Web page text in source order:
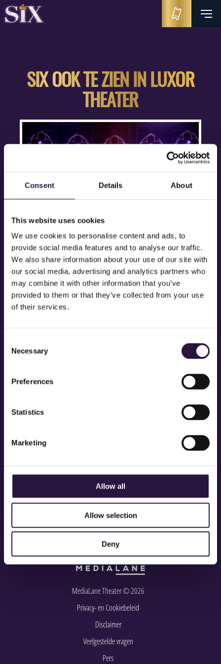
Consent Details About
This website uses cookies
We use cookies to personalise content and ads, to
provide social media features and to analyse our traffic.
We also share information about your use of our site with
our social media, advertising and analytics partners who
may combine it with other information that you’ve
provided to them or that they’ve collected from your use
of their services.
Selection
Necessary
Preferences
Statistics
Marketing
Allow all
Allow selection
Deny
SIX OOK TE ZIEN IN LUXOR
THEATER
Theater in Rotterdam heeft speciaal voor deze hitmusical
End, Broadway en meer nu ook voor een week in Rotterdam te zien.
Boek snel tickets want SIX is maar drie weken in Nederland te zien.
STAY IN TOUCH QUEENS
Geproduceerd door:
MediaLane Theater © 2026
Privacy- en Cookiebeleid
Disclaimer
Veelgestelde vragen
Pers